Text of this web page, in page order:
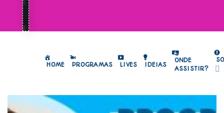
HOME PROGRAMAS LIVES IDEIAS
ONDE
ASSISTIR?